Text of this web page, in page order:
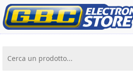
Cerca un prodotto...